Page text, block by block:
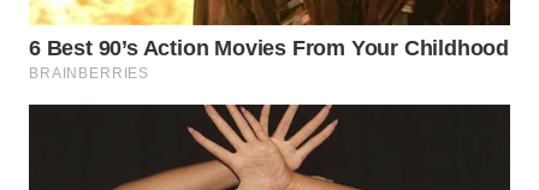
WAHANA
LISTRIK